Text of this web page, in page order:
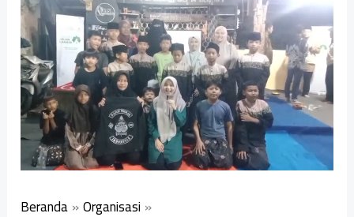
Beranda Organisasi